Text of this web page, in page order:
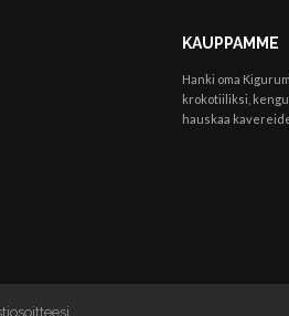
KAUPPAMME
Hanki oma
krokotiiliksi,
hauskaa